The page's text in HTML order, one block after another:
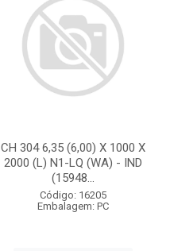
CH 304 6,35 (6,00) X 1000 X
2000 (L) N1-LQ (WA) - IND
(15948...
Código: 16205
Embalagem: PC